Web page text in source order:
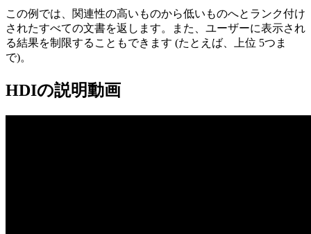
この例では、関連性の高いものから低いものへとランク付け
されたすべての文書を返します。また、ユーザーに表示され
る結果を制限することもできます (たとえば、上位 5つま
で)。
HDIの説明動画